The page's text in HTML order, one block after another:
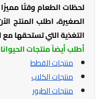
لحظات الطعام وقتًا
الصغيرة، اطلب المنتج
التغذية التي تستحقها
أطلب أيضاً منتجات
منتجات القطط
منتجات الكلاب
منتجات الطيور